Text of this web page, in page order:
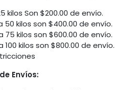
kilos Son $200.00 de envío.
50 kilos son $400.00 de envío.
75 kilos son $600.00 de envío.
100 kilos son $800.00 de envío.
Envíos: